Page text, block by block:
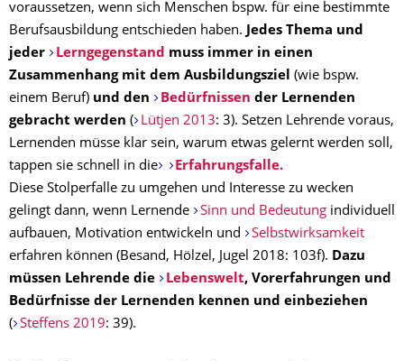
voraussetzen, wenn sich Menschen bspw. für eine bestimmte
Berufsausbildung entschieden haben.
Jedes Thema und
jeder
Lerngegenstand muss immer in einen
Zusammenhang mit dem Ausbildungsziel (wie bspw.
einem Beruf) und den Bedürfnissen der Lernenden
gebracht werden ( Lütjen 2013: 3). Setzen Lehrende voraus,
Lernenden müsse klar sein, warum etwas gelernt werden soll,
tappen sie schnell in die
Erfahrungsfalle.
Diese Stolperfalle zu umgehen und Interesse zu wecken
gelingt dann, wenn Lernende
Sinn und Bedeutungindividuell
aufbauen, Motivation entwickeln und
Selbstwirksamkeit
erfahren können (Besand, Hölzel, Jugel 2018: 103f). Dazu
müssen Lehrende die
Lebenswelt, Vorerfahrungen und
Bedürfnisse der Lernenden kennen und einbeziehen
( Steffens 2019: 39).